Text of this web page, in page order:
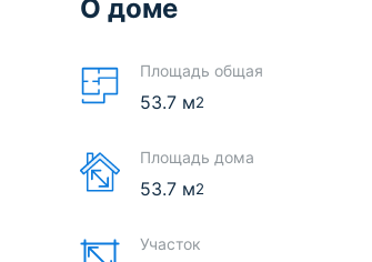
О доме
Площадь общая
53.7 м2
Площадь дома
53.7 м2
Участок